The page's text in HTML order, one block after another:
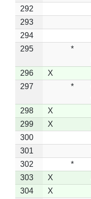
292
293
294
295
*
296
X
297
*
298
X
299
X
300
301
302
*
303
X
304
X